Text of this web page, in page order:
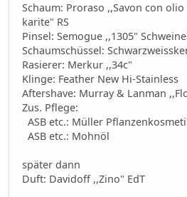
Schaum: Proraso ,,Savon con
karite" RS
Pinsel: Semogue ,,1305"
Schaumschüssel:
Rasierer: Merkur ,,34c"
Klinge: Feather New Hi-Stainless
Aftershave: Murray & Lanman
Zus. Pflege:
ASB etc.: Müller
ASB etc.: Mohnöl
später dann
Duft: Davidoff ,,Zino" EdT